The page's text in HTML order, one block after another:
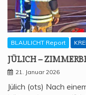
BLAULICHT Report
JÜLICH –
21. Januar 2026
Jülich (ots) Nach